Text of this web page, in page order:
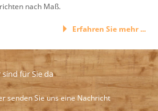
nach Maß.
Erfahren Sie mehr ...
sind für Sie da
senden Sie uns eine Nachricht